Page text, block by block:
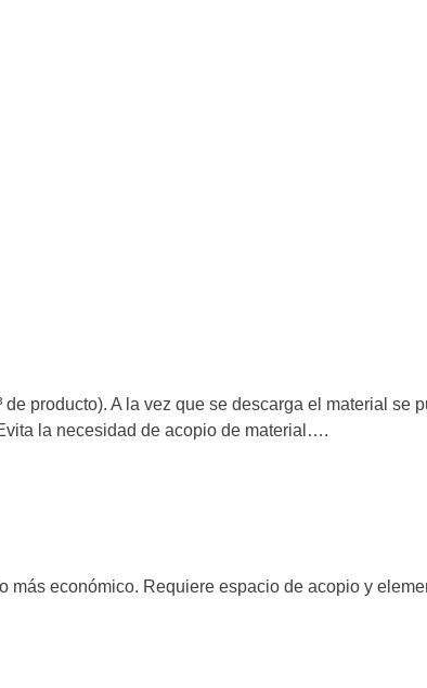
producto). A la vez que se descarga el material
la necesidad de acopio de material….
más económico. Requiere espacio de acopio y